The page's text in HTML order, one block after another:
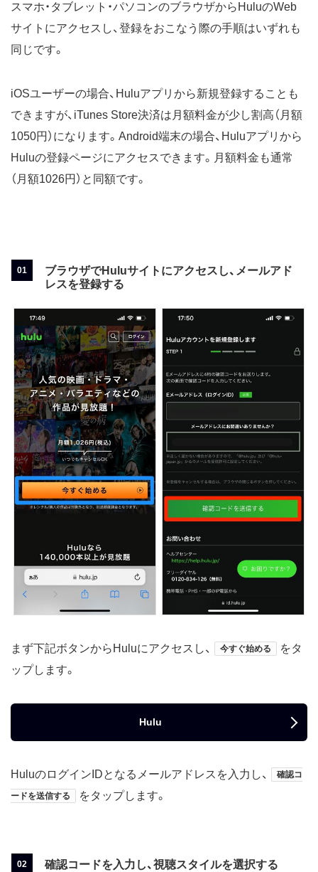
スマホ・タブレット・パソコンのブラウザからHuluのWeb
サイトにアクセスし、登録をおこなう際の手順はいずれも
同じです。
iOSユーザーの場合、Huluアプリから新規登録することも
できますが、iTunes Store決済は月額料金が少し割高（月額
1050円）になります。Android端末の場合、Huluアプリから
Huluの登録ページにアクセスできます。月額料金も通常
（月額1026円）と同額です。
ブラウザでHuluサイトにアクセスし、メールアド
レスを登録する
まず下記ボタンからHuluにアクセスし、 今すぐ始める
をタ
ップします。
Hulu
HuluのログインIDとなるメールアドレスを入力し、 確認コ
ードを送信する をタップします。
確認コードを入力し、視聴スタイルを選択する